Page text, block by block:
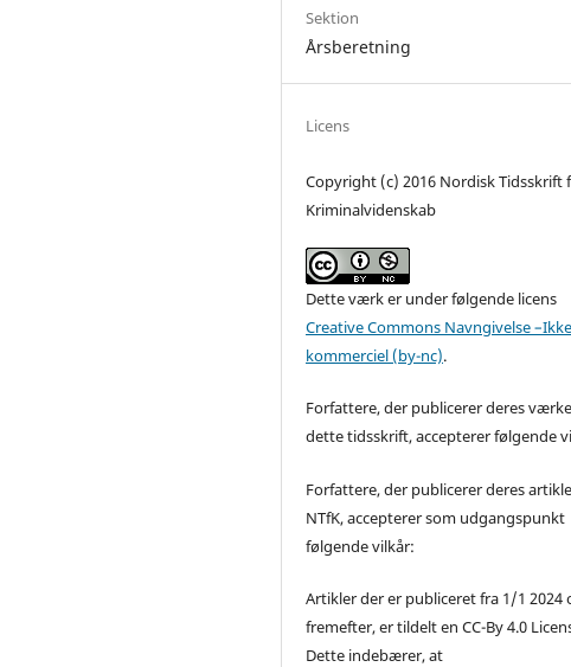
Sektion
Årsberetning
Licens
Copyright (c) 2016 Nordisk Tidsskrift
Kriminalvidenskab
Dette værk er under følgende licens
Creative Commons Navngivelse
kommerciel (by-nc).
Forfattere, der publicerer deres
dette tidsskrift, accepterer følgende
Forfattere, der publicerer deres
NTfK, accepterer som udgangspunkt
følgende vilkår:
Artikler der er publiceret fra 1/1 2024
fremefter, er tildelt en CC-By 4.0
Dette indebærer, at